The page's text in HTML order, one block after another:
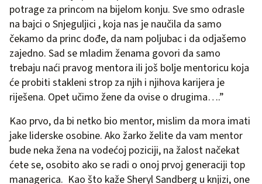
potrage za princom na bijelom konju. Sve smo odrasle
na bajci o Snjeguljici , koja nas je naučila da samo
čekamo da princ dođe, da nam poljubac i da odjašemo
zajedno. Sad se mladim ženama govori da samo
trebaju naći pravog mentora ili još bolje mentoricu koja
će probiti stakleni strop za njih i njihova karijera je
riješena. Opet učimo žene da ovise o drugima….”
Kao prvo, da bi netko bio mentor, mislim da mora imati
jake liderske osobine. Ako žarko želite da vam mentor
bude neka žena na vodećoj poziciji, na žalost načekat
ćete se, osobito ako se radi o onoj prvoj generaciji top
managerica. Kao što kaže Sheryl Sandberg u knjizi, one